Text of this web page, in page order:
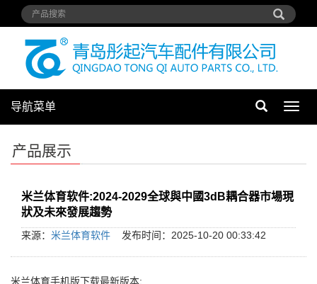
导
导航菜单
产品展示
米兰体育软件:2024-2029全球與中國3dB耦合器市場現
狀及未來發展趨勢
来源： 米兰体育软件 发布时间：2025-10-20 00:33:42
米兰体育手机版下载最新版本: